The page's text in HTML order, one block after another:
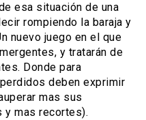
esa situación de una
rompiendo la baraja y
nuevo juego en el que
y tratarán de
Donde para
deben exprimir
mas sus
y mas recortes).